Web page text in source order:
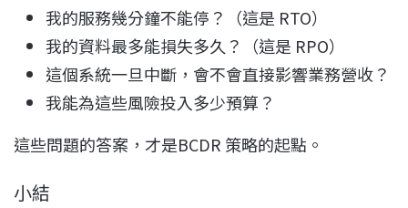
我的服務幾分鐘不能停？（這是 RTO）
我的資料最多能損失多久？（這是 RPO）
這個系統一旦中斷，會不會直接影響業務營收？
我能為這些風險投入多少預算？
這些問題的答案，才是BCDR 策略的起點。
小結